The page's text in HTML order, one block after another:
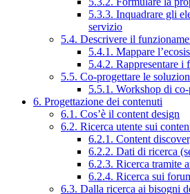
5.3.3. Inquadrare gli
servizio
5.4. Descrivere il
5.4.1. Mappare
5.4.2. Rappresentare i
5.5. Co-progettare le
5.5.1. Workshop di
6. Progettazione dei contenuti
6.1. Cos’è il content design
6.2. Ricerca utente sui
6.2.1. Content
6.2.2. Dati di ricerca
6.2.3. Ricerca tramite
6.2.4. Ricerca sui
6.3. Dalla ricerca ai bisogni